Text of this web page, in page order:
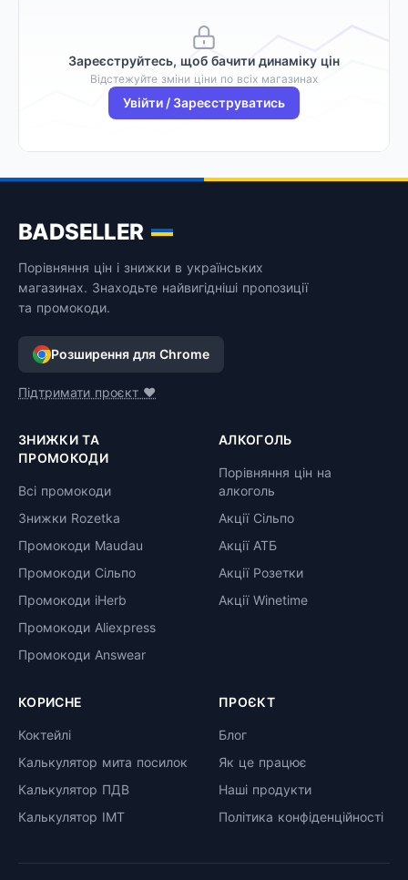
Зареєструйтесь, щоб бачити динаміку цін
Відстежуйте зміни ціни по всіх магазинах
Увійти / Зареєструватись
BADSELLER
Порівняння цін і знижки в українських
магазинах. Знаходьте найвигідніші пропозиції
та промокоди.
Розширення для Chrome
Підтримати проєкт ❤️
ЗНИЖКИ ТА
ПРОМОКОДИ
Всі промокоди
Знижки Rozetka
Промокоди Maudau
Промокоди Сільпо
Промокоди iHerb
Промокоди Aliexpress
Промокоди Answear
АЛКОГОЛЬ
Порівняння цін на
алкоголь
Акції Сільпо
Акції АТБ
Акції Розетки
Акції Winetime
КОРИСНЕ
Коктейлі
Калькулятор мита посилок
Калькулятор ПДВ
Калькулятор ІМТ
ПРОЄКТ
Блог
Як це працює
Наші продукти
Політика конфіденційності